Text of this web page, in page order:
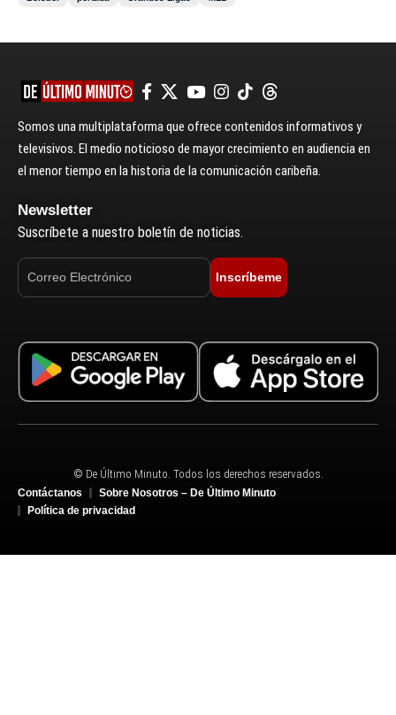
Somos una multiplataforma que ofrece contenidos informativos y
televisivos. El medio noticioso de mayor crecimiento en audiencia en
el menor tiempo en la historia de la comunicación caribeña.
Newsletter
Suscríbete a nuestro boletín de noticias.
Inscríbeme
© De Último Minuto. Todos los derechos reservados.
Contáctanos
Sobre Nosotros – De Último Minuto
Política de privacidad